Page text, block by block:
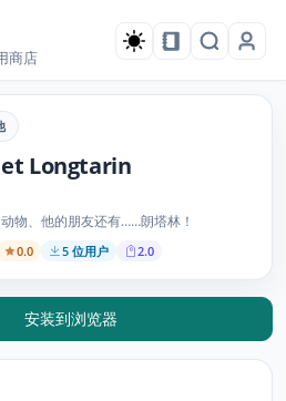
商店
Longtarin
物、他的朋友还有……朗塔林！
0.0 5 位用户 2.0
安装到浏览器